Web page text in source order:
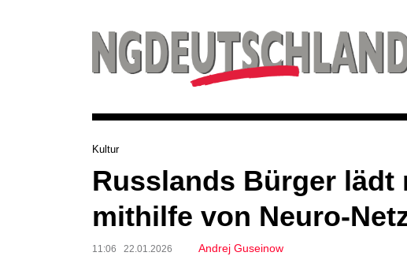
Kultur
Russlands Bürger lädt
mithilfe von Neuro-
11:06 22.01.2026 Andrej Guseinow